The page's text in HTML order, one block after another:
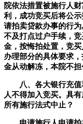
院依法措置被施行人
利，成功竞买后将公
请拍卖贷款办事的行
不及打点过户手续，
金，按悔拍处置，竞
办理部分的具体要求
金从动解冻，本院不
八、各大银行充值
人不得加入竞买。具
所有施行法式中止？